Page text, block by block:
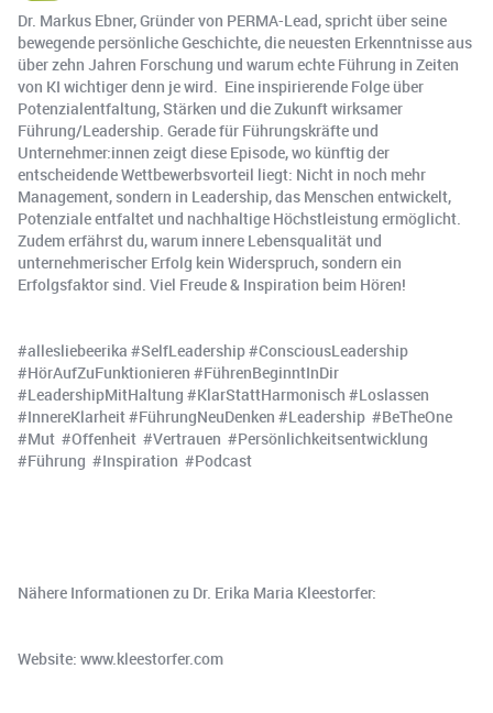
Dr. Markus Ebner, Gründer von PERMA-Lead️, spricht über seine
bewegende persönliche Geschichte, die neuesten Erkenntnisse aus
über zehn Jahren Forschung und warum echte Führung in Zeiten
von KI wichtiger denn je wird. Eine inspirierende Folge über
Potenzialentfaltung, Stärken und die Zukunft wirksamer
Führung/Leadership. Gerade für Führungskräfte und
Unternehmer:innen zeigt diese Episode, wo künftig der
entscheidende Wettbewerbsvorteil liegt: Nicht in noch mehr
Management, sondern in Leadership, das Menschen entwickelt,
Potenziale entfaltet und nachhaltige Höchstleistung ermöglicht.
Zudem erfährst du, warum innere Lebensqualität und
unternehmerischer Erfolg kein Widerspruch, sondern ein
Erfolgsfaktor sind. Viel Freude & Inspiration beim Hören!
#allesliebeerika #SelfLeadership #ConsciousLeadership
#HörAufZuFunktionieren #FührenBeginntInDir
#LeadershipMitHaltung #KlarStattHarmonisch #Loslassen
#InnereKlarheit #FührungNeuDenken #Leadership #BeTheOne
#Mut #Offenheit #Vertrauen #Persönlichkeitsentwicklung
#Führung #Inspiration #Podcast
Nähere Informationen zu Dr. Erika Maria Kleestorfer:
Website: www.kleestorfer.com